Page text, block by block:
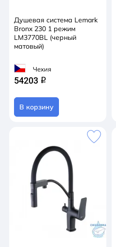
Душевая система Lemark
Bronx 230 1 режим
LM3770BL (черный
матовый)
Чехия
54203 q
В корзину